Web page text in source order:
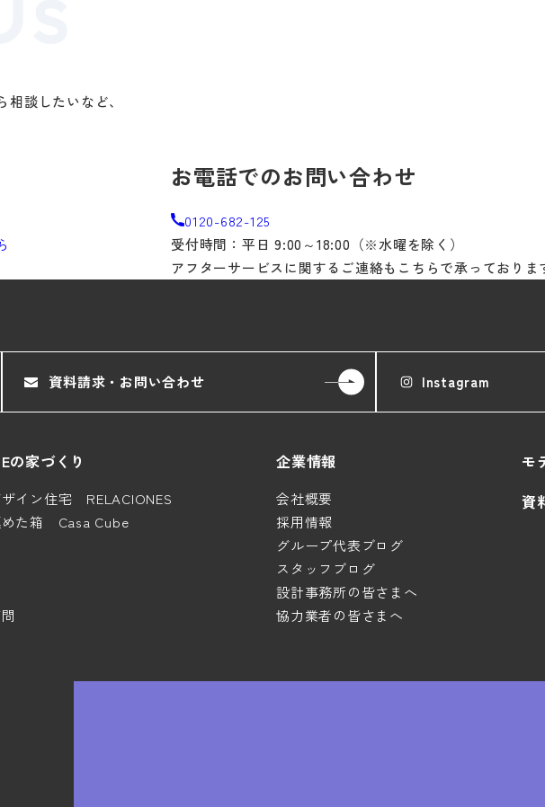
談したいなど、
お電話でのお問い合わせ
0120-682-125
受付時間：平日 9:00～18:00（※水曜を除く）
アフターサービスに関するご連絡もこちらで承っておりま
資料請求・お問い合わせ Instagram
の家づくり
イン住宅 RELACIONES
めた箱 Casa Cube
企業情報
会社概要
採用情報
グループ代表ブログ
スタッフブログ
設計事務所の皆さまへ
協力業者の皆さまへ
モ
資